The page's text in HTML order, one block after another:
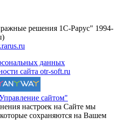
решения 1С-Рарус" 1994-
данных
сайта otr-soft.ru
сайтом"
настроек на Сайте мы
сохраняются на Вашем